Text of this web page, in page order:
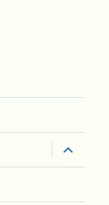
ouvrir
le
sous-